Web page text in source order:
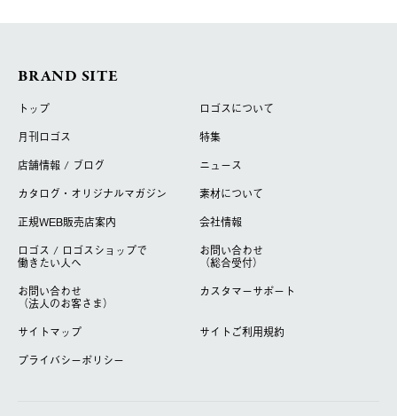
BRAND SITE
トップ
ロゴスについて
月刊ロゴス
特集
店舗情報 / ブログ
ニュース
カタログ・オリジナルマガジン
素材について
正規WEB販売店案内
会社情報
ロゴス / ロゴスショップで
働きたい人へ
お問い合わせ
（総合受付）
お問い合わせ
（法人のお客さま）
カスタマーサポート
サイトマップ
サイトご利用規約
プライバシーポリシー